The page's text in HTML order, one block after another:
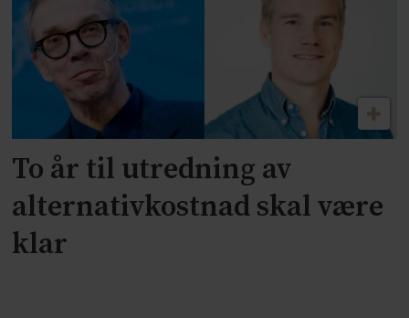
To år til utredning av
alternativkostnad skal være
klar